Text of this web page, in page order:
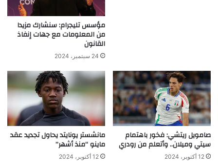
مؤسس تليجرام: سنشارك مزيدا
من المعلومات مع جهات إنفاذ
القانون
24 سبتمبر، 2024
صامويل ريتشي: فخور باهتمام
سيتي وميلان.. وأتعلم من رودري
12 أكتوبر، 2024
مانشستر يونايتد يحاول تجديد عقد
ماينو “منذ أشهر”
12 أكتوبر، 2024